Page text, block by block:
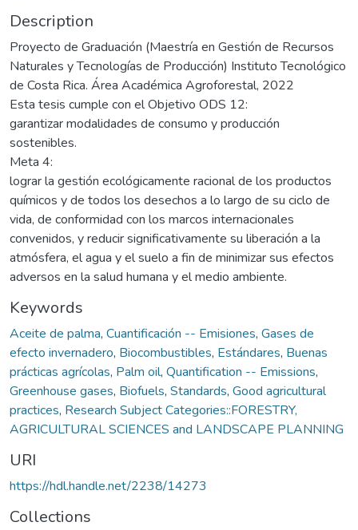
Description
Proyecto de Graduación (Maestría en Gestión de Recursos
Naturales y Tecnologías de Producción) Instituto Tecnológico
de Costa Rica. Área Académica Agroforestal, 2022
Esta tesis cumple con el Objetivo ODS 12:
garantizar modalidades de consumo y producción
sostenibles.
Meta 4:
lograr la gestión ecológicamente racional de los productos
químicos y de todos los desechos a lo largo de su ciclo de
vida, de conformidad con los marcos internacionales
convenidos, y reducir significativamente su liberación a la
atmósfera, el agua y el suelo a fin de minimizar sus efectos
adversos en la salud humana y el medio ambiente.
Keywords
Aceite de palma, Cuantificación -- Emisiones, Gases de
efecto invernadero, Biocombustibles, Estándares, Buenas
prácticas agrícolas, Palm oil, Quantification -- Emissions,
Greenhouse gases, Biofuels, Standards, Good agricultural
practices, Research Subject Categories::FORESTRY,
AGRICULTURAL SCIENCES and LANDSCAPE PLANNING
URI
https://hdl.handle.net/2238/14273
Collections